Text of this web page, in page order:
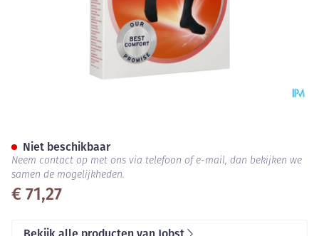
€ 71,27
Niet beschikbaar
Neem contact op met ons via telefoon of e-mail, dan bekijken we
samen de mogelijkheden.